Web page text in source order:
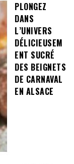
PLONGEZ
DANS
L’UNIVERS
DÉLICIEUSEM
ENT SUCRÉ
DES BEIGNETS
DE CARNAVAL
EN ALSACE